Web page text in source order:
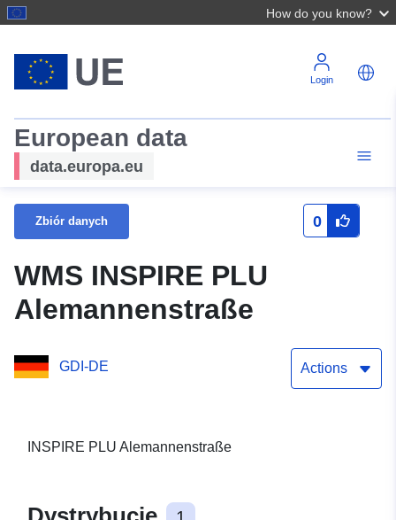
How do you know?
Login
European data
data.europa.eu
Zbiór danych 0
WMS INSPIRE PLU
Alemannenstraße
GDI-DE Actions
INSPIRE PLU Alemannenstraße